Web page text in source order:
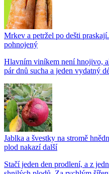
Mrkev a petržel po dešti
pohnojený
Hlavním viníkem není hnojivo,
pár dnů sucha a jeden vydatný
Jablka a švestky na stromě
plod nakazí další
Stačí jeden den prodlení, a z